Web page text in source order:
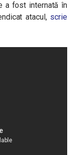
a fost internată în
atacul,scrie